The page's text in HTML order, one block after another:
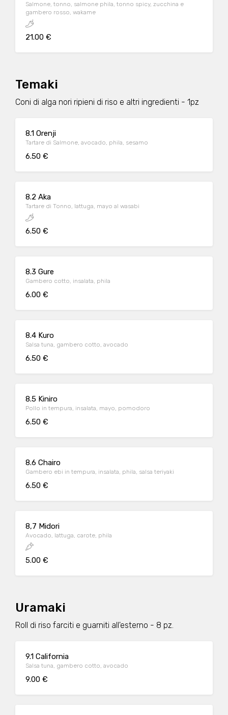
Salmone, tonno, salmone phila, tonno spicy, zucchina e
gambero rosso, wakame
21.00 €
Temaki
Coni di alga nori ripieni di riso e altri ingredienti - 1pz
8.1 Orenji
Tartare di Salmone, avocado, phila, sesamo
6.50 €
8.2 Aka
Tartare di Tonno, lattuga, mayo al wasabi
6.50 €
8.3 Gure
Gambero cotto, insalata, phila
6.00 €
8.4 Kuro
Salsa tuna, gambero cotto, avocado
6.50 €
8.5 Kiniro
Pollo in tempura, insalata, mayo, pomodoro
6.50 €
8.6 Chairo
Gambero ebi in tempura, insalata, phila, salsa teriyaki
6.50 €
8,7 Midori
Avocado, lattuga, carote, phila
5.00 €
Uramaki
Roll di riso farciti e guarniti all'esterno - 8 pz.
9.1 California
Salsa tuna, gambero cotto, avocado
9.00 €